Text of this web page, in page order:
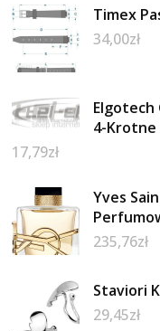
Timex
34,00zł
Elgotech
4-Krotne
17,79zł
Yves
235,76zł
Staviori
29,45zł